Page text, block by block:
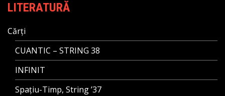
LITERATURĂ
Cărți
CUANTIC – STRING 38
INFINIT
Spațiu-Timp, String ’37